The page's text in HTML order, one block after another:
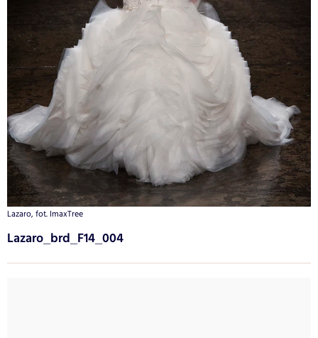
Lazaro, fot. ImaxTree
Lazaro_brd_F14_004